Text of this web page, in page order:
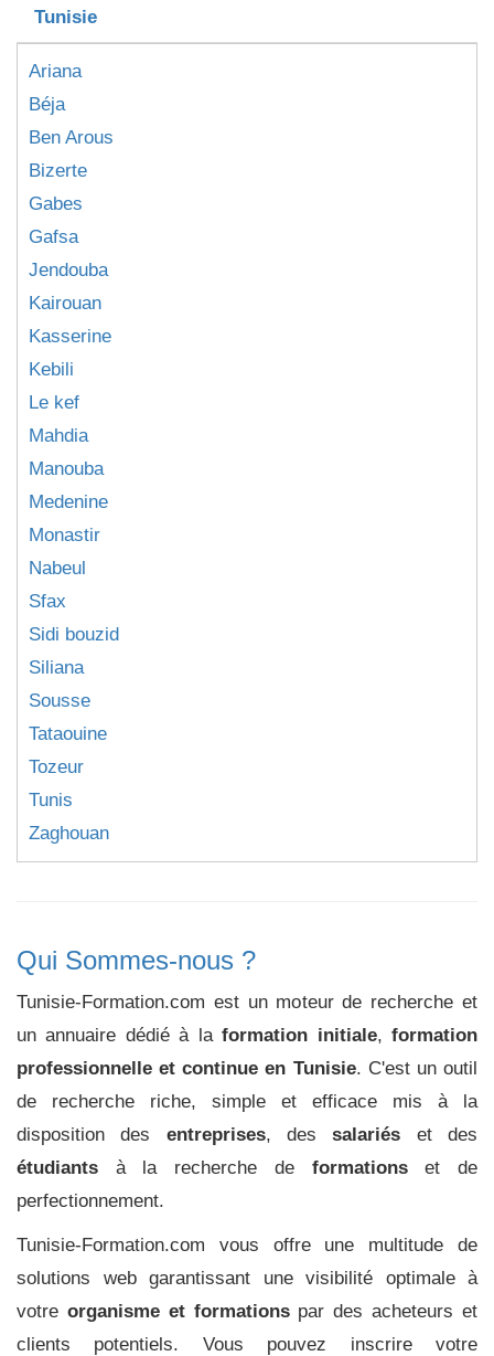
Tunisie
Ariana
Béja
Ben Arous
Bizerte
Gabes
Gafsa
Jendouba
Kairouan
Kasserine
Kebili
Le kef
Mahdia
Manouba
Medenine
Monastir
Nabeul
Sfax
Sidi bouzid
Siliana
Sousse
Tataouine
Tozeur
Tunis
Zaghouan
Qui Sommes-nous ?
Tunisie-Formation.com est un moteur de recherche et
un annuaire dédié à laformation initiale,formation
professionnelle et continue en Tunisie. C'est un outil
de recherche riche, simple et efficace mis à la
disposition des entreprises, dessalariés et des
étudiants à la recherche de formationset de
perfectionnement.
Tunisie-Formation.com vous offre une multitude de
solutions web garantissant une visibilité optimale à
votre organisme et formationspar des acheteurs et
clients potentiels. Vous pouvez inscrire votre